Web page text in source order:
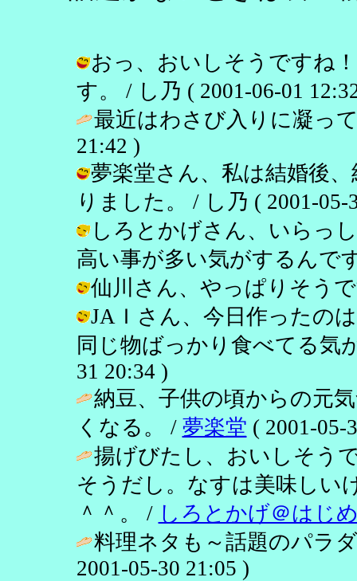
おっ、おいしそうですね
す。 / し乃 ( 2001-06-01
最近はわさび入りに凝っ
21:42 )
夢楽堂さん、私は結婚後
りました。 / し乃 ( 2001-05-
しろとかげさん、いらっ
高い事が多い気がするんで
仙川さん、やっぱりそう
JAＩさん、今日作ったの
同じ物ばっかり食べてる気
31 20:34 )
納豆、子供の頃からの元
くなる。 / 夢楽堂 ( 2001-05-
揚げびたし、おいしそう
そうだし。なすは美味しい
＾＾。 / しろとかげ＠はじ
料理ネタも～話題のパラ
2001-05-30 21:05 )